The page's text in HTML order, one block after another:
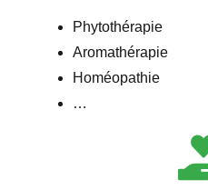
Phytothérapie
Aromathérapie
Homéopathie
…